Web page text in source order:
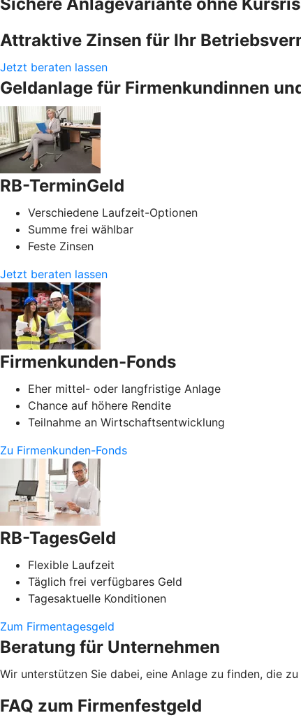
Attraktive Zinsen für Ihr
Jetzt beraten lassen
Geldanlage für Firmenkundinnen
RB-TerminGeld
Verschiedene Laufzeit-Optionen
Summe frei wählbar
Feste Zinsen
Jetzt beraten lassen
Firmenkunden-Fonds
Eher mittel- oder langfristige Anlage
Chance auf höhere Rendite
Teilnahme an Wirtschaftsentwicklung
Zu Firmenkunden-Fonds
RB-TagesGeld
Flexible Laufzeit
Täglich frei verfügbares Geld
Tagesaktuelle Konditionen
Zum Firmentagesgeld
Beratung für Unternehmen
Wir unterstützen Sie dabei, eine Anlage zu finden, die
FAQ zum Firmenfestgeld